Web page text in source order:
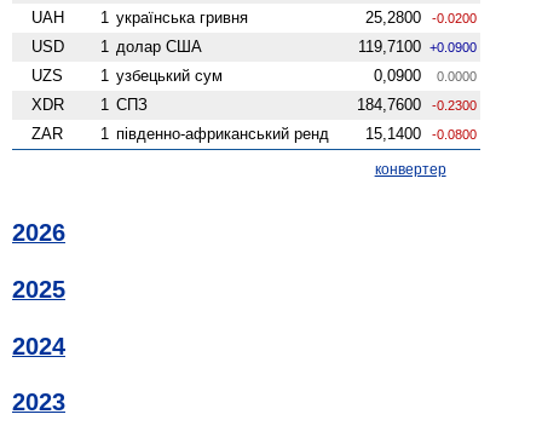
UAH 1 українська гривня 25,2800 -0.0200
USD 1 долар США 119,7100 +0.0900
UZS 1 узбецький сум 0,0900 0.0000
XDR 1 СПЗ 184,7600 -0.2300
ZAR 1 південно-африканський ренд 15,1400 -0.0800
конвертер
2026
2025
2024
2023